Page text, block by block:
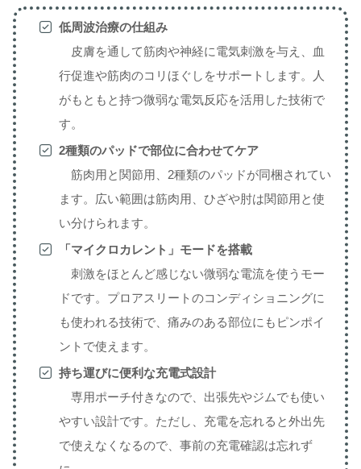
低周波治療の仕組み
皮膚を通して筋肉や神経に電気刺激を与え、血
行促進や筋肉のコリほぐしをサポートします。人
がもともと持つ微弱な電気反応を活用した技術で
す。
2種類のパッドで部位に合わせてケア
筋肉用と関節用、2種類のパッドが同梱されてい
ます。広い範囲は筋肉用、ひざや肘は関節用と使
い分けられます。
「マイクロカレント」モードを搭載
刺激をほとんど感じない微弱な電流を使うモー
ドです。プロアスリートのコンディショニングに
も使われる技術で、痛みのある部位にもピンポイ
ントで使えます。
持ち運びに便利な充電式設計
専用ポーチ付きなので、出張先やジムでも使い
やすい設計です。ただし、充電を忘れると外出先
で使えなくなるので、事前の充電確認は忘れず